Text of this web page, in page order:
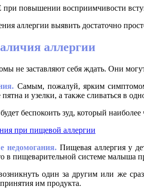
повышении восприимчивости
аллергии выявить достаточно
аллергии
не заставляют себя ждать. Они
Самым, пожалуй, ярким
и узелки, а также сливаться в
беспокоить зуд, который
недомогания. Пищевая аллергия у
в пищеварительной системе малыша
один за другим или же
им продукта.